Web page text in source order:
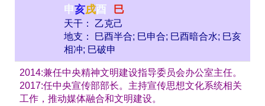
申亥戌酉 巳
天干： 乙克己
地支： 巳酉半合; 巳申合; 巳酉暗合水; 巳亥
相冲; 巳破申
2014:兼任中央精神文明建设指导委员会办公室主任。
2017:任中央宣传部部长。主持宣传思想文化系统相关
工作，推动媒体融合和文明建设。